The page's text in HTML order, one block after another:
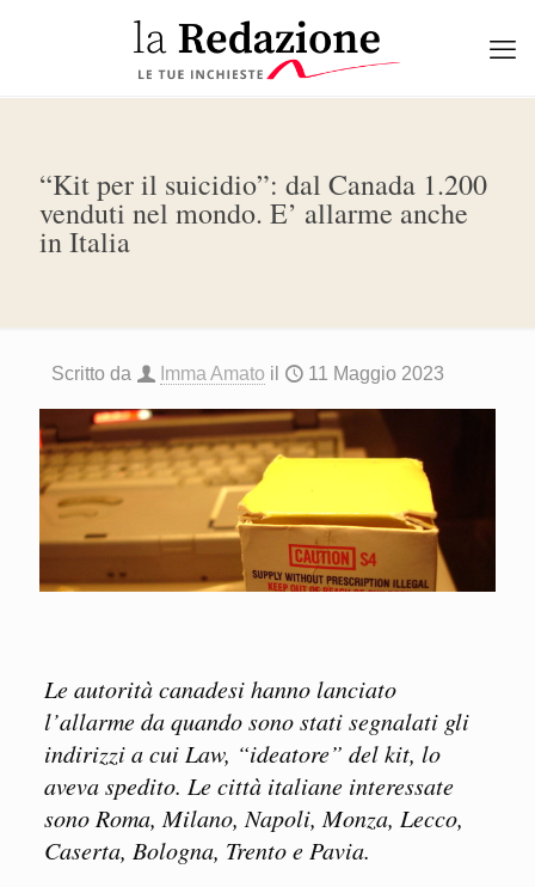
“Kit per il suicidio”: dal Canada 1.200
venduti nel mondo. E’ allarme anche
in Italia
Scritto da Imma Amato il 11 Maggio 2023
Le autorità canadesi hanno lanciato
l’allarme da quando sono stati segnalati gli
indirizzi a cui Law, “ideatore” del kit, lo
aveva spedito. Le città italiane interessate
sono Roma, Milano, Napoli, Monza, Lecco,
Caserta, Bologna, Trento e Pavia.